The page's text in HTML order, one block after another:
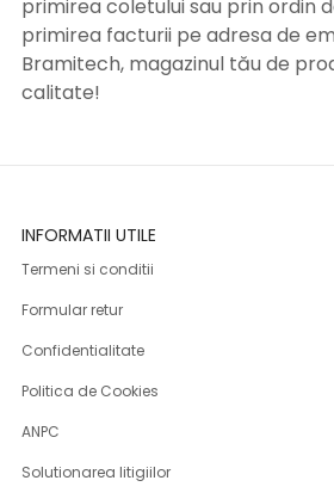
primirea coletului sau prin ordin
primirea facturii pe adresa de
Bramitech, magazinul tău de
calitate!
INFORMATII UTILE
Termeni si conditii
Formular retur
Confidentialitate
Politica de Cookies
ANPC
Solutionarea litigiilor